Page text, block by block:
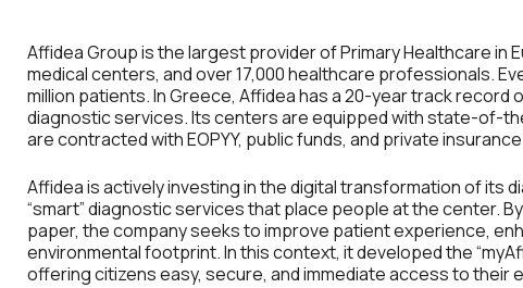
Affidea Group is the largest provider of Primary Healthcare in
medical centers, and over 17,000 healthcare professionals.
million patients. In Greece, Affidea has a 20-year track
diagnostic services. Its centers are equipped with state-of-
are contracted with EOPYY, public funds, and private
Affidea is actively investing in the digital transformation of its
“smart” diagnostic services that place people at the center.
paper, the company seeks to improve patient experience,
environmental footprint. In this context, it developed the
offering citizens easy, secure, and immediate access to their